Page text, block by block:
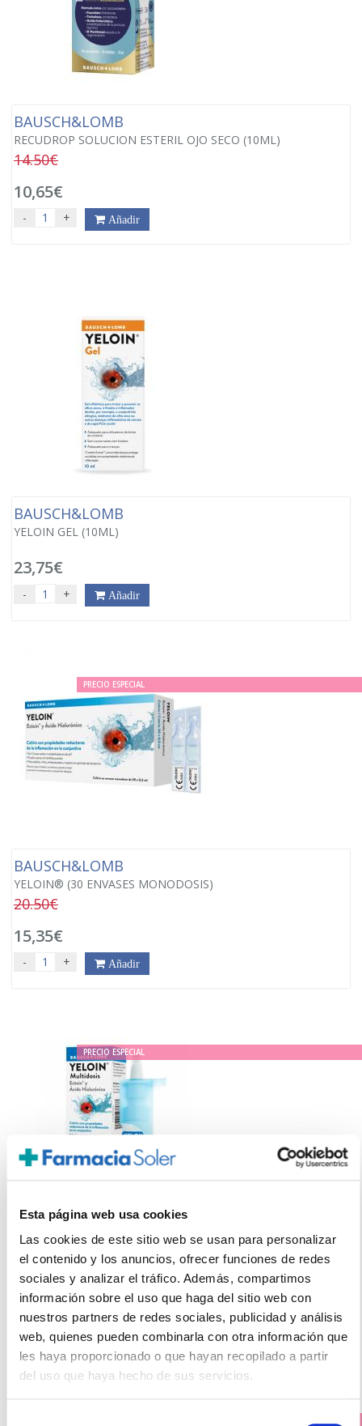
Esta página web usa cookies
Las cookies de este sitio web se usan para personalizar
el contenido y los anuncios, ofrecer funciones de redes
sociales y analizar el tráfico. Además, compartimos
información sobre el uso que haga del sitio web con
nuestros partners de redes sociales, publicidad y análisis
web, quienes pueden combinarla con otra información que
les haya proporcionado o que hayan recopilado a partir
del uso que haya hecho de sus servicios.
BAUSCH&LOMB
RECUDROP SOLUCION ESTERIL OJO SECO (10ML)
14.50€
10,65€
- + Añadir
BAUSCH&LOMB
YELOIN GEL (10ML)
23,75€
- + Añadir
PRECIO ESPECIAL
BAUSCH&LOMB
YELOIN® (30 ENVASES MONODOSIS)
20.50€
15,35€
- + Añadir
PRECIO ESPECIAL
BAUSCH&LOMB
YELOIN® MULTIDOSIS (10ML)
20.50€
15,35€
+ Añadir